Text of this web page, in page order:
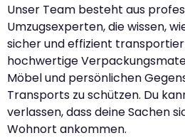
Unser Team besteht aus
Umzugsexperten, die wissen,
sicher und effizient
hochwertige
Möbel und persönlichen
Transports zu schützen. Du
verlassen, dass deine Sachen
Wohnort ankommen.